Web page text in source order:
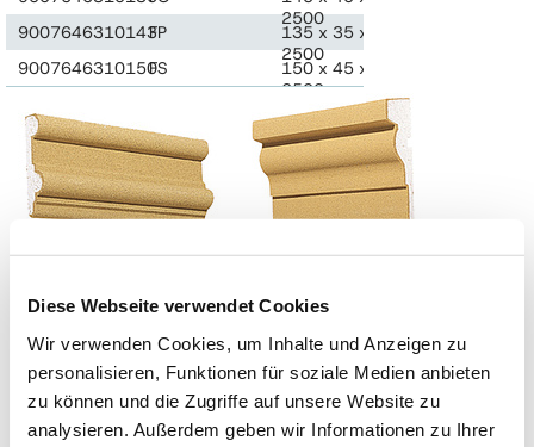
Diese Webseite verwendet Cookies
Wir verwenden Cookies, um Inhalte und Anzeigen zu
personalisieren, Funktionen für soziale Medien anbieten
zu können und die Zugriffe auf unsere Website zu
analysieren. Außerdem geben wir Informationen zu Ihrer
2500
9007646310143FP
135 x 35 x
2500
9007646310150FS
150 x 45 x
2500
FA FB